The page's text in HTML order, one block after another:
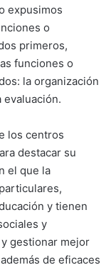
expusimos
o
primeros,
funciones o
la organización
los centros
destacar su
el que la
y tienen
y
gestionar mejor
de eficaces